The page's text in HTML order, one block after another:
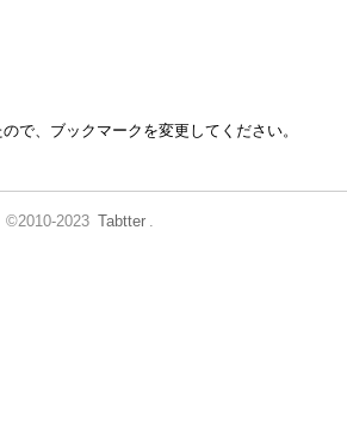
で、ブックマークを変更してください。
©2010-2023 Tabtter .